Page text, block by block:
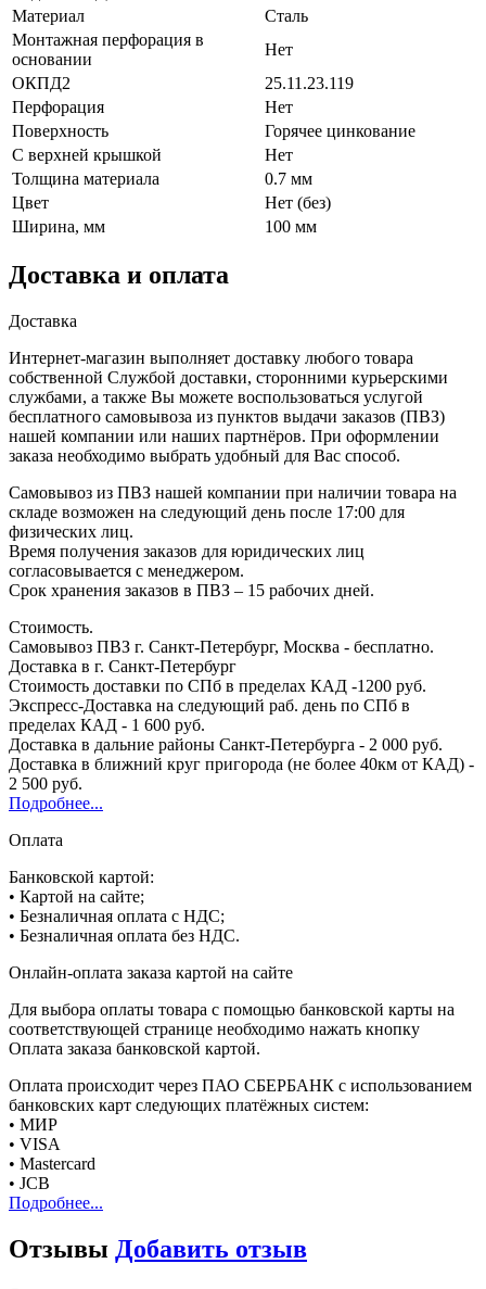
Материал
Сталь
Монтажная перфорация в
основании
Нет
ОКПД2
25.11.23.119
Перфорация
Нет
Поверхность
Горячее цинкование
С верхней крышкой
Нет
Толщина материала
0.7 мм
Цвет
Нет (без)
Ширина, мм
100 мм
Доставка и оплата
Доставка
Интернет-магазин выполняет доставку любого товара
собственной Службой доставки, сторонними курьерскими
службами, а также Вы можете воспользоваться услугой
бесплатного самовывоза из пунктов выдачи заказов (ПВЗ)
нашей компании или наших партнёров. При оформлении
заказа необходимо выбрать удобный для Вас способ.
Самовывоз из ПВЗ нашей компании при наличии товара на
складе возможен на следующий день после 17:00 для
физических лиц.
Время получения заказов для юридических лиц
согласовывается с менеджером.
Срок хранения заказов в ПВЗ – 15 рабочих дней.
Стоимость.
Самовывоз ПВЗ г. Санкт-Петербург, Москва - бесплатно.
Доставка в г. Санкт-Петербург
Стоимость доставки по СПб в пределах КАД -1200 руб.
Экспресс-Доставка на следующий раб. день по СПб в
пределах КАД - 1 600 руб.
Доставка в дальние районы Санкт-Петербурга - 2 000 руб.
Доставка в ближний круг пригорода (не более 40км от КАД) -
2 500 руб.
Подробнее...
Оплата
Банковской картой:
• Картой на сайте;
• Безналичная оплата с НДС;
• Безналичная оплата без НДС.
Онлайн-оплата заказа картой на сайте
Для выбора оплаты товара с помощью банковской карты на
соответствующей странице необходимо нажать кнопку
Оплата заказа банковской картой.
Оплата происходит через ПАО СБЕРБАНК с использованием
банковских карт следующих платёжных систем:
• МИР
• VISA
• Mastercard
• JCB
Подробнее...
Отзывы Добавить отзыв